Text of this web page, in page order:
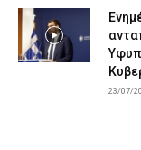
23/07/